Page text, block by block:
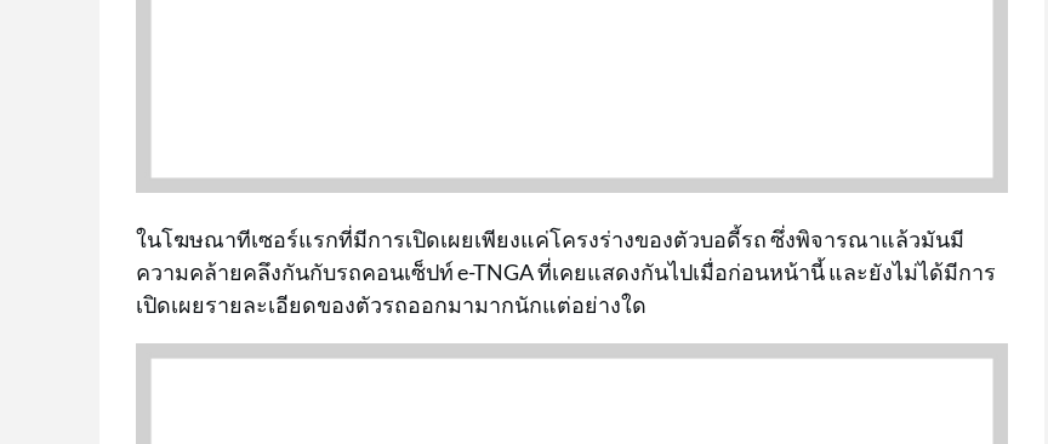
ในโฆษณาทีเซอร์แรกที่มีการเปิดเผยเพียงแค่โครงร่างของตัวบอดี้รถ ซึ่งพิจารณาแล้วมันมี
ความคล้ายคลึงกันกับรถคอนเซ็ปท์ e-TNGA ที่เคยแสดงกันไปเมื่อก่อนหน้านี้ และยังไม่ได้มีการ
เปิดเผยรายละเอียดของตัวรถออกมามากนักแต่อย่างใด